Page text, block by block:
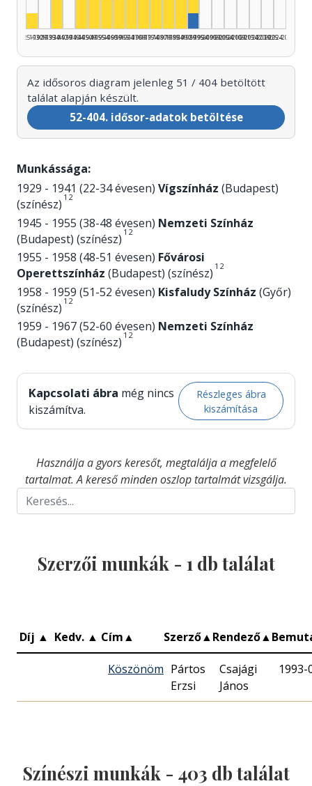
Színész, 1925–1929: 1
1925–1929
1930–1934
1935–1939
1940–1944
Színész, 1945–1949: 3
1945–1949
1950–1954
1955–1959
1960–1964
1965–1969
1970–1974
1975–1979
1980–1984
1985–1989
Szerző, 1990–1994: 1
1990–1994
1995–1999
2000–2004
2005–2009
2010–2014
2015–2019
2020–2024
2025–2026
Az idősoros diagram jelenleg 51 / 404 betöltött
találat alapján készült.
52-404. idősor-adatok betöltése
Munkássága:
1929 - 1941 (22-34 évesen) Vígszínház (Budapest)
(színész) 1 2
1945 - 1955 (38-48 évesen) Nemzeti Színház
(Budapest) (színész) 1 2
1955 - 1958 (48-51 évesen) Fővárosi
Operettszínház (Budapest) (színész) 1 2
1958 - 1959 (51-52 évesen) Kisfaludy Színház (Győr)
(színész) 1 2
1959 - 1967 (52-60 évesen) Nemzeti Színház
(Budapest) (színész) 1 2
Kapcsolati ábra még nincs
kiszámítva.
Részleges ábra
kiszámítása
Használja a gyors keresőt, megtalálja a megfelelő
tartalmat. A kereső minden oszlop tartalmát vizsgálja.
Szerzői munkák - 1 db találat
Díj ▲ Kedv. ▲ Cím▲ Szerző▲Rendező▲
Köszönöm Pártos
Erzsi
Csajági
János
1993-
Színészi munkák - 403 db találat